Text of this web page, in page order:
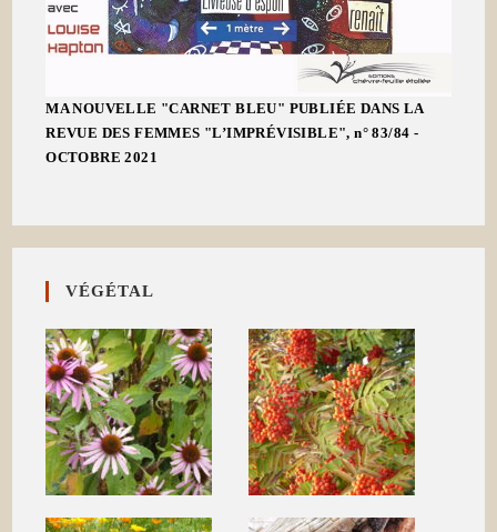
MA NOUVELLE "CARNET BLEU" PUBLIÉE DANS LA
REVUE DES FEMMES "L’IMPRÉVISIBLE", n° 83/84 -
OCTOBRE 2021
VÉGÉTAL